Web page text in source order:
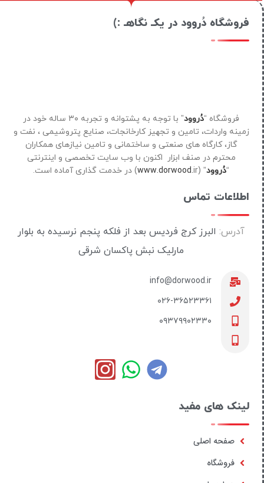
فروشگاه دُروود در یکـ نگاهـ :)
فروشگاه “دُروود
” با توجه به پشتوانه و تجربه ۳۰ ساله خود در
زمینه واردات، تامین و تجهیز کارخانجات، صنایع پتروشیمی ، نفت و
گاز، کارگاه های صنعتی و ساختمانی و تامین نیازهای همکاران
محترم در صنف ابزار اکنون با وب سایت تخصصی و اینترنتی
“دُروود” (
www.dorwood.ir) در خدمت گذاری آماده است.
اطلاعات تماس
آدرس: البرز کرج فردیس بعد از فلکه پنجم نرسیده به بلوار
مارلیک نبش پاکسان شرقی
info@dorwood.ir
۰۲۶-۳۶۵۲۳۳۶۱
۰۹۳۷۹۹۰۲۳۳۰
لینک های مفید
صفحه اصلی
فروشگاه